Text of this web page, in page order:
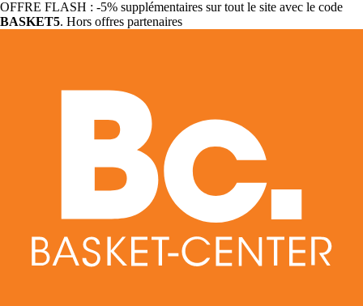
OFFRE FLASH : -5% supplémentaires sur tout le site avec le code
BASKET5. Hors offres partenaires